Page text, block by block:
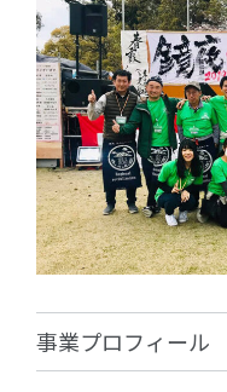
事業プロフィール